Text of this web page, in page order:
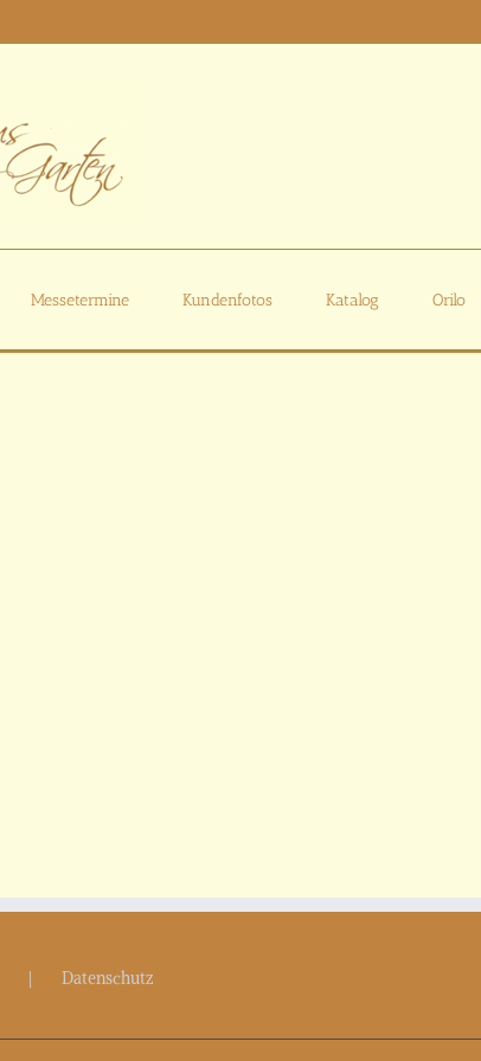
Messetermine Kundenfotos Katalog Orilo
Datenschutz